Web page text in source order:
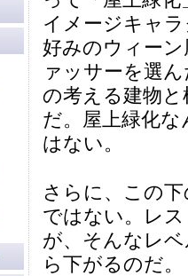
イメージキャ
好みのウィー
ァッサーを選
の考える建物
だ。屋上緑化
はない。
さらに、この
ではない。レ
が、そんなレ
ら下がるのだ。